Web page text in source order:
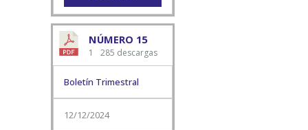
NÚMERO 15
1 285 descargas
Boletín Trimestral
12/12/2024